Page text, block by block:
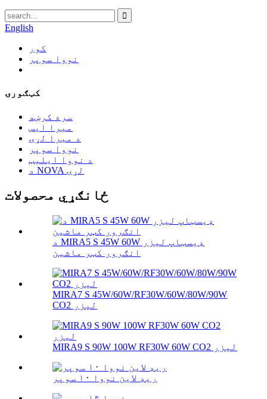
English
کور
نووا سوپر
کټګورۍ
سره کرښه
میرا ایس
د میرا لړۍ
نووا سوپر
د نووا ایلیټ
د NOVA لړۍ
ځانګړي محصولات
د MIRA5 S 45W 60W ډیسټاپ لیزر
انګرور کټر ماشین
MIRA7 S 45W/60W/RF30W/60W/80W/90W
CO2 لیزر
MIRA9 S 90W 100W RF30W 60W CO2 لیزر
ریډ لاین نووا ۱۰ سوپر